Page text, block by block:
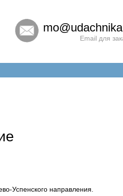
Email для
Успенского направления.